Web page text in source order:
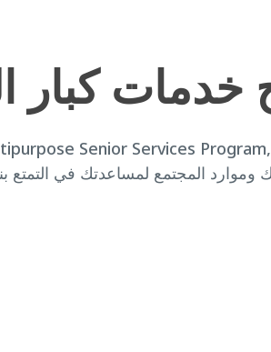
خدمات
وموارد المجتمع لمساعدتك في